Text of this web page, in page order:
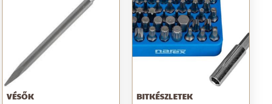
VÉSŐK BITKÉSZLETEK